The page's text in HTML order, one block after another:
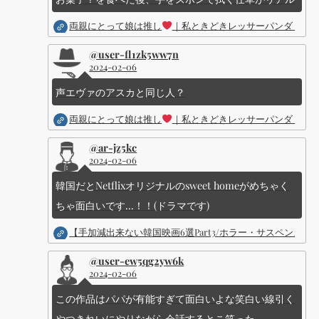
両親にとって娘は推し ｜私ときどきレッサーパンダ ｜
@user-fl1zk5ww7n
2024-02-06
声エヴァのアスカと同じ人？
両親にとって娘は推し ｜私ときどきレッサーパンダ ｜
@ar-jz5kc
2024-02-06
韓国だとNetflixオリジナルのsweet homeがめちゃく
ちゃ面白いです...！！(ドラマです)
【手加減出来ない韓国映画6選Part3/ホラー・サスペンス
@user-ew5qg2yw6k
2024-02-06
この作品はパパが有能すぎて面白いよな笑白い線引く